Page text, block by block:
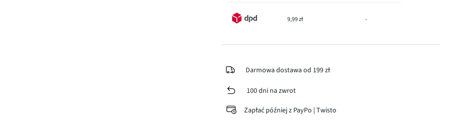
9,99 zł -
Darmowa dostawa od 199 zł
100 dni na zwrot
Zapłać później z PayPo | Twisto